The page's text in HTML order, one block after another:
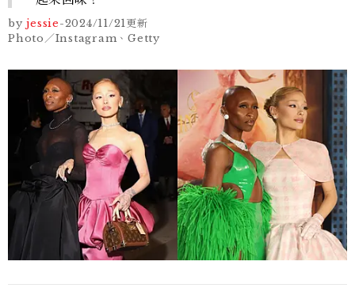
by jessie-2024/11/21更新
Photo／Instagram、Getty